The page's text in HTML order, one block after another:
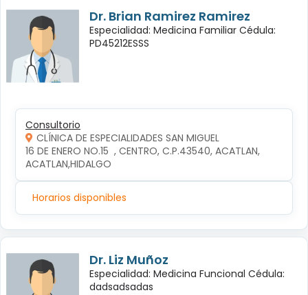
Dr. Brian Ramirez Ramirez
Especialidad: Medicina Familiar Cédula:
PD45212ESSS
Consultorio
CLÍNICA DE ESPECIALIDADES SAN MIGUEL
16 DE ENERO NO.15  , CENTRO, C.P.43540, ACATLAN,
ACATLAN,HIDALGO
Horarios disponibles
Dr. Liz Muñoz
Especialidad: Medicina Funcional Cédula:
dadsadsadas